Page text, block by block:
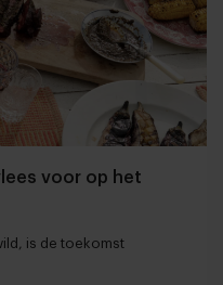
voor op het
is de toekomst